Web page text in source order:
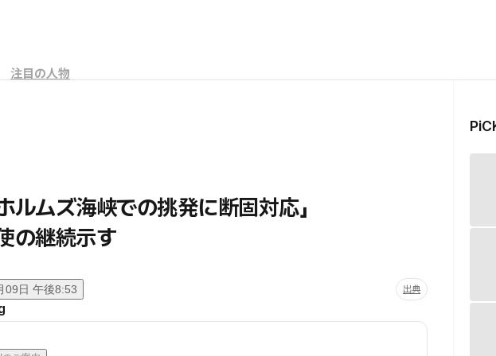
注目の人物
ルムズ海峡での挑発に断固対応」
の継続示す
09日 午後8:53 出典